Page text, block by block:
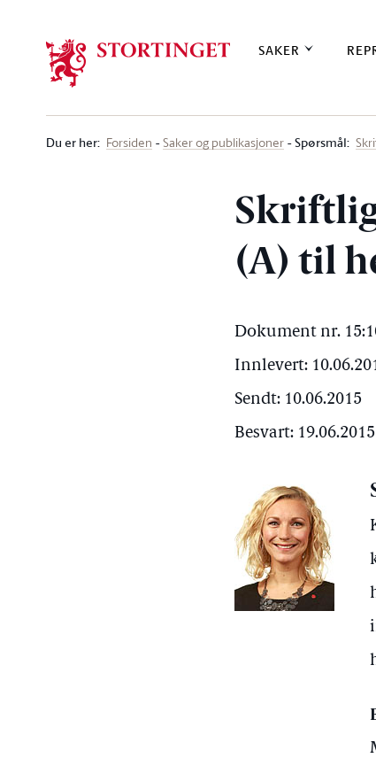
SAKER
Du er her: Forsiden Saker og publikasjoner Spørsmål:
(A) til
Dokument nr.
Innlevert:
Sendt: 10.06.2015
Besvart: